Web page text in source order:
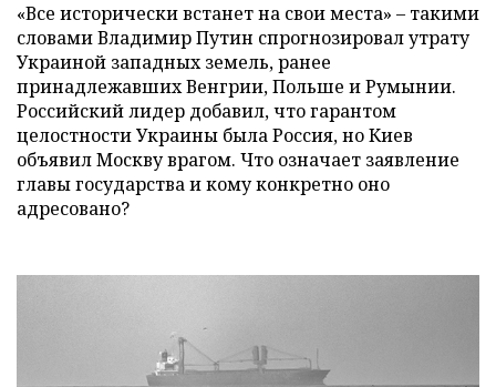
«Все исторически встанет на свои места» – такими
словами Владимир Путин спрогнозировал утрату
Украиной западных земель, ранее
принадлежавших Венгрии, Польше и Румынии.
Российский лидер добавил, что гарантом
целостности Украины была Россия, но Киев
объявил Москву врагом. Что означает заявление
главы государства и кому конкретно оно
адресовано?